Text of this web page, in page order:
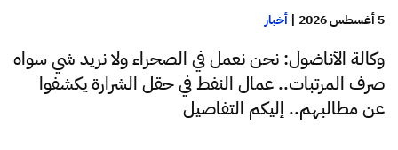
5 أغسطس 2026 | أخبار
وكالة الأناضول: نحن نعمل في الصحراء ولا نريد شي سواه
صرف المرتبات.. عمال النفط في حقل الشرارة يكشفوا
عن مطالبهم.. إليكم التفاصيل